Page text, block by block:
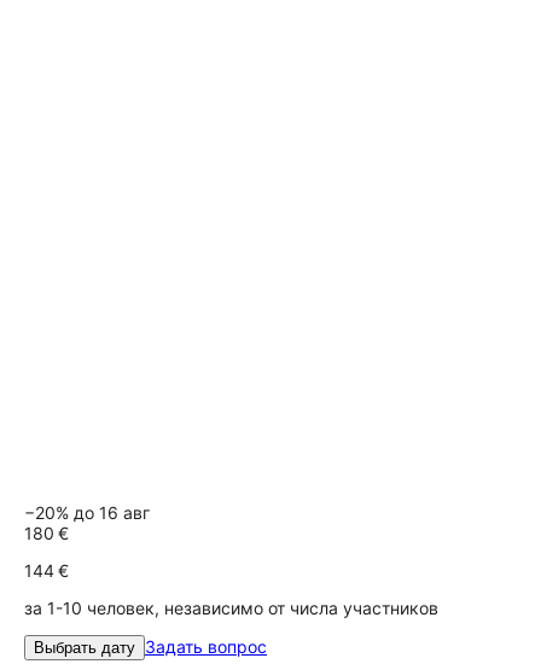
−20% до 16 авг
180 €
144 €
за 1-10 человек, независимо от числа участников
Выбрать дату Задать вопрос